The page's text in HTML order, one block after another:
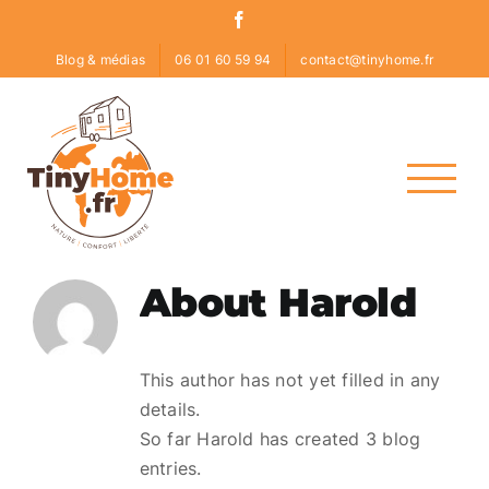
content
Blog & médias 06 01 60 59 94 contact@tinyhome.fr
About Harold
This author has not yet filled in any
details.
So far Harold has created 3 blog
entries.